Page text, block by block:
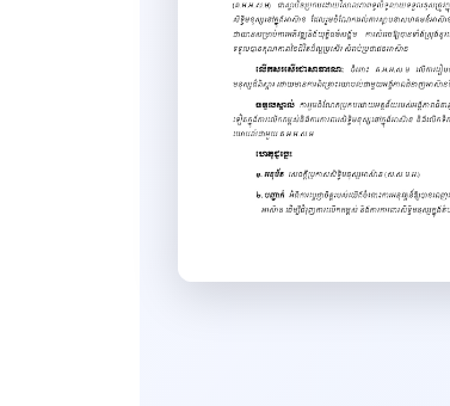
Giudeline
Decision
Form NCDD
Report